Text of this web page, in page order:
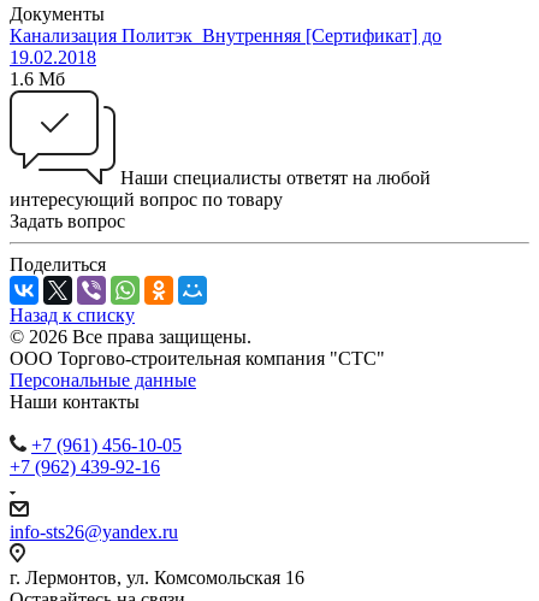
Документы
Канализация Политэк_Внутренняя [Сертификат] до
19.02.2018
1.6 Мб
Наши специалисты ответят на любой
интересующий вопрос по товару
Задать вопрос
Поделиться
Назад к списку
© 2026 Все права защищены.
ООО Торгово-строительная компания "СТС"
Персональные данные
Наши контакты
+7 (961) 456-10-05
+7 (962) 439-92-16
info-sts26@yandex.ru
г. Лермонтов, ул. Комсомольская 16